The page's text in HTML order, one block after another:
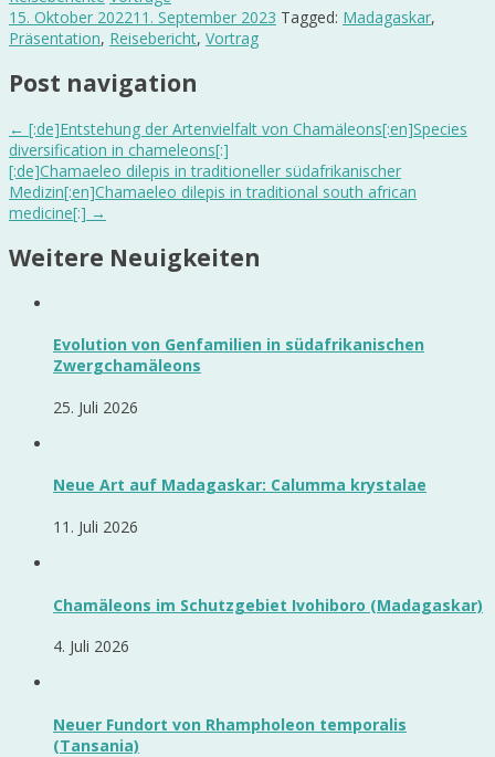
15. Oktober 202211. September 2023 Tagged: Madagaskar,
Präsentation, Reisebericht, Vortrag
Post navigation
← [:de]Entstehung der Artenvielfalt von Chamäleons[:en]Species
diversification in chameleons[:]
[:de]Chamaeleo dilepis in traditioneller südafrikanischer
Medizin[:en]Chamaeleo dilepis in traditional south african
medicine[:] →
Weitere Neuigkeiten
Evolution von Genfamilien in südafrikanischen
Zwergchamäleons
25. Juli 2026
Neue Art auf Madagaskar: Calumma krystalae
11. Juli 2026
Chamäleons im Schutzgebiet Ivohiboro (Madagaskar)
4. Juli 2026
Neuer Fundort von Rhampholeon temporalis
(Tansania)